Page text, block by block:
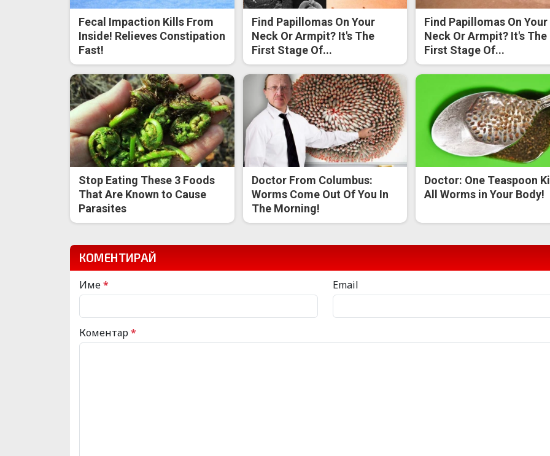
Fecal Impaction Kills From
Inside! Relieves Constipation
Fast!
Find Papillomas On Your
Neck Or Armpit? It's The
First Stage Of...
Find Papillomas On Your
Neck Or Armpit? It's The
First Stage Of...
Stop Eating These 3 Foods
That Are Known to Cause
Parasites
Doctor From Columbus:
Worms Come Out Of You In
The Morning!
Doctor: One Teaspoon
All Worms in Your Body!
КОМЕНТИРАЙ
Име* Email
Коментар*